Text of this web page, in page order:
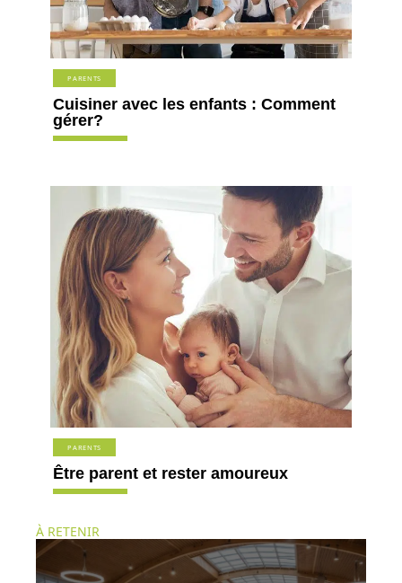
PARENTS
Cuisiner avec les enfants : Comment
gérer?
PARENTS
Être parent et rester amoureux
À RETENIR